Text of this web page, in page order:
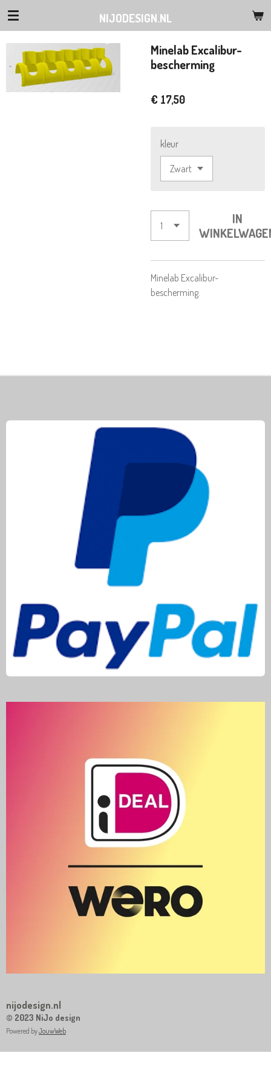
Ga
naar
hoofdinhoud
NIJODESIGN.NL
Minelab Excalibur-
bescherming
€ 17,50
kleur
IN
Minelab Excalibur-
bescherming.
nijodesign.nl
© 2023 NiJo design
Powered byJouwWeb